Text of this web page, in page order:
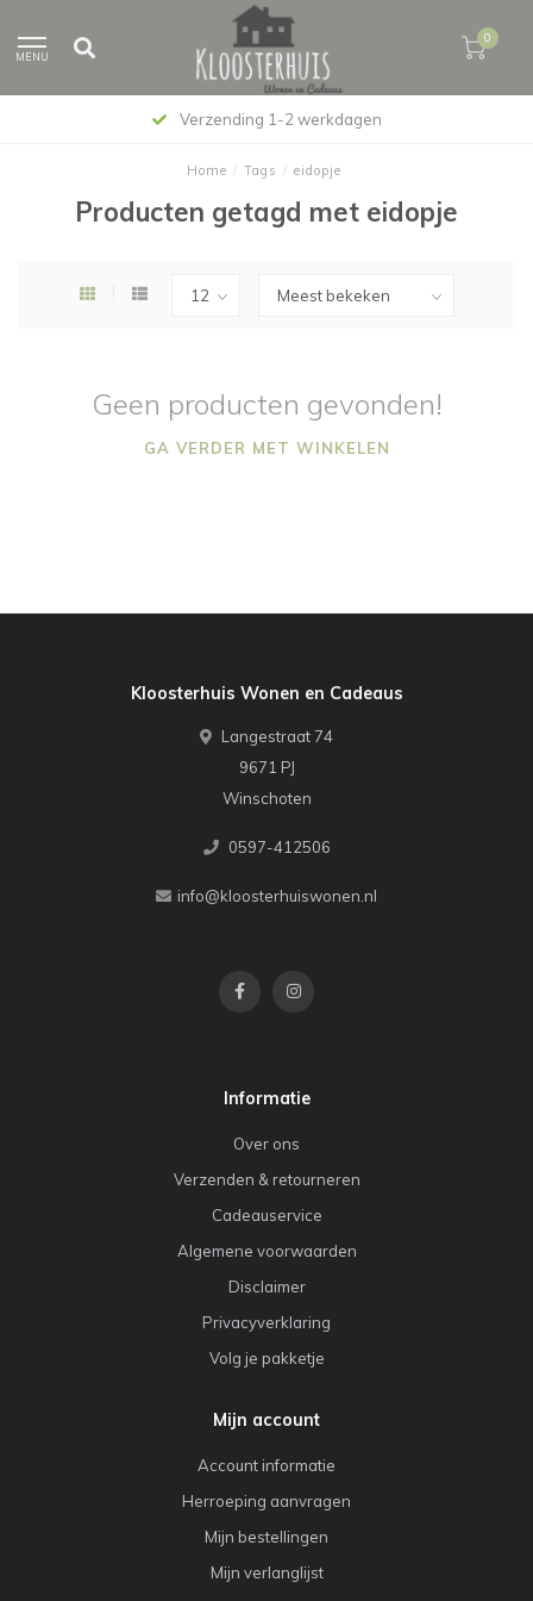
MENU
0
Verzending 1-2 werkdagen
Home / Tags / eidopje
Producten getagd met eidopje
Geen producten gevonden!
GA VERDER MET WINKELEN
Kloosterhuis Wonen en Cadeaus
Langestraat 74
9671 PJ
Winschoten
0597-412506
info@kloosterhuiswonen.nl
Informatie
Over ons
Verzenden & retourneren
Cadeauservice
Algemene voorwaarden
Disclaimer
Privacyverklaring
Volg je pakketje
Mijn account
Account informatie
Herroeping aanvragen
Mijn bestellingen
Mijn verlanglijst